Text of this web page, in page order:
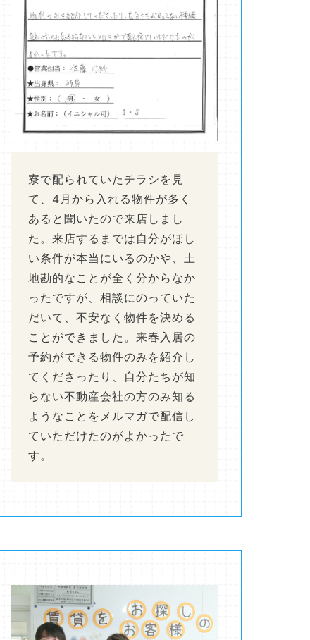
寮で配られていたチラシを見
て、4月から入れる物件が多く
あると聞いたので来店しまし
た。来店するまでは自分がほし
い条件が本当にいるのかや、土
地勘的なことが全く分からなか
ったですが、相談にのっていた
だいて、不安なく物件を決める
ことができました。来春入居の
予約ができる物件のみを紹介し
てくださったり、自分たちが知
らない不動産会社の方のみ知る
ようなことをメルマガで配信し
ていただけたのがよかったで
す。